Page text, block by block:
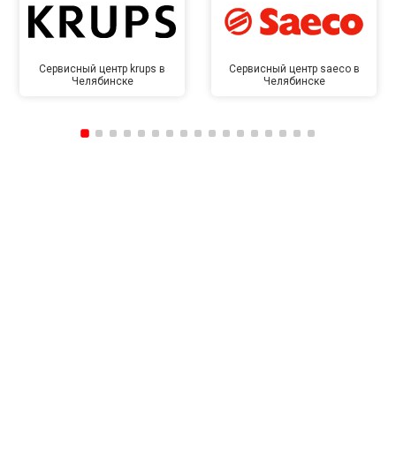
Сервисный центр krups в
Челябинске
Сервисный центр saeco в
Челябинске